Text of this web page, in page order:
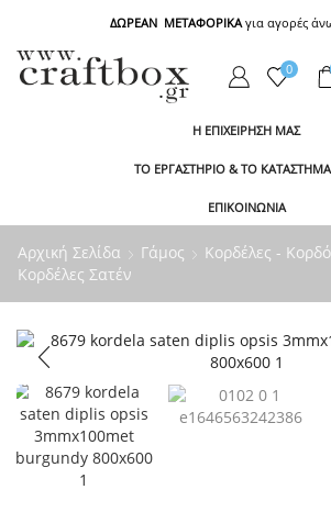
ΔΩΡΕΑΝ ΜΕΤΑΦΟΡΙΚΑγια αγορές
0
Η ΕΠΙΧΕΙΡΗΣΗ ΜΑΣ
ΤΟ ΕΡΓΑΣΤΗΡΙΟ & ΤΟ
ΕΠΙΚΟΙΝΩΝΙΑ
Αρχική Σελίδα Γάμος
Κορδέλες -
Κορδέλες Σατέν